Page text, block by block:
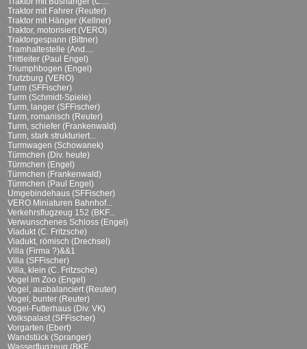
Traktor mit Fahrer (Reuter)
Traktor mit Hänger (Kellner)
Traktor, motorisiert (VERO)
Traktorgespann (Bittner)
Tramhaltestelle (And....
Trittleiter (Paul Engel)
Triumphbogen (Engel)
Trutzburg (VERO)
Turm (SFFischer)
Turm (Schmidt-Spiele)
Turm, langer (SFFischer)
Turm, romanisch (Reuter)
Turm, schiefer (Frankenwald)
Turm, stark strukturiert...
Turmwagen (Schowanek)
Türmchen (Div. heute)
Türmchen (Engel)
Türmchen (Frankenwald)
Türmchen (Paul Engel)
Umgebindehaus (SFFischer)
VERO Miniaturen Bahnhof...
Verkehrsflugzeug 152 (BKF...
Verwunschenes Schloss (Engel)
Viadukt (C. Fritzsche)
Viadukt, römisch (Drechsel)
Villa (Firma ?)&&1
Villa (SFFischer)
Villa, klein (C. Fritzsche)
Vogel im Zoo (Engel)
Vogel, ausbalanciert (Reuter)
Vogel, bunter (Reuter)
Vogel-Futterhaus (Div. VK)
Volkspalast (SFFischer)
Vorgarten (Ebert)
Wandstück (Spranger)
Wasserflugzeug (BKF